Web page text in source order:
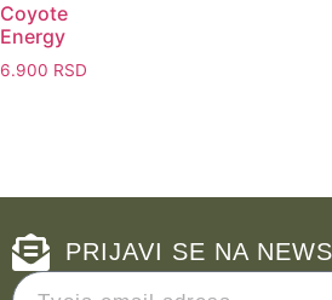
Coyote
Energy
6.900 RSD
PRIJAVI SE NA